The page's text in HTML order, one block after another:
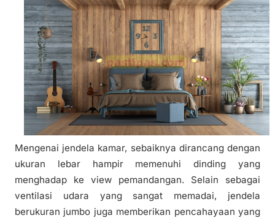
Mengenai jendela kamar, sebaiknya dirancang dengan
ukuran lebar hampir memenuhi dinding yang
menghadap ke view pemandangan. Selain sebagai
ventilasi udara yang sangat memadai, jendela
berukuran jumbo juga memberikan pencahayaan yang